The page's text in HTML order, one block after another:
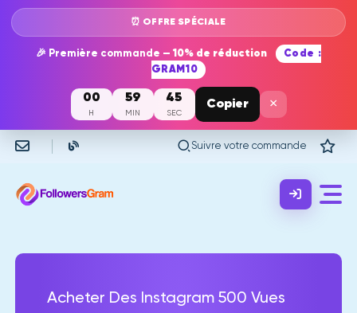
⏰ OFFRE SPÉCIALE
🎉 Première commande — 10% de réduction
Code :
GRAM10
00
H
59
MIN
45
SEC
Copier ×
Suivre votre commande
Acheter Des Instagram 500 Vues